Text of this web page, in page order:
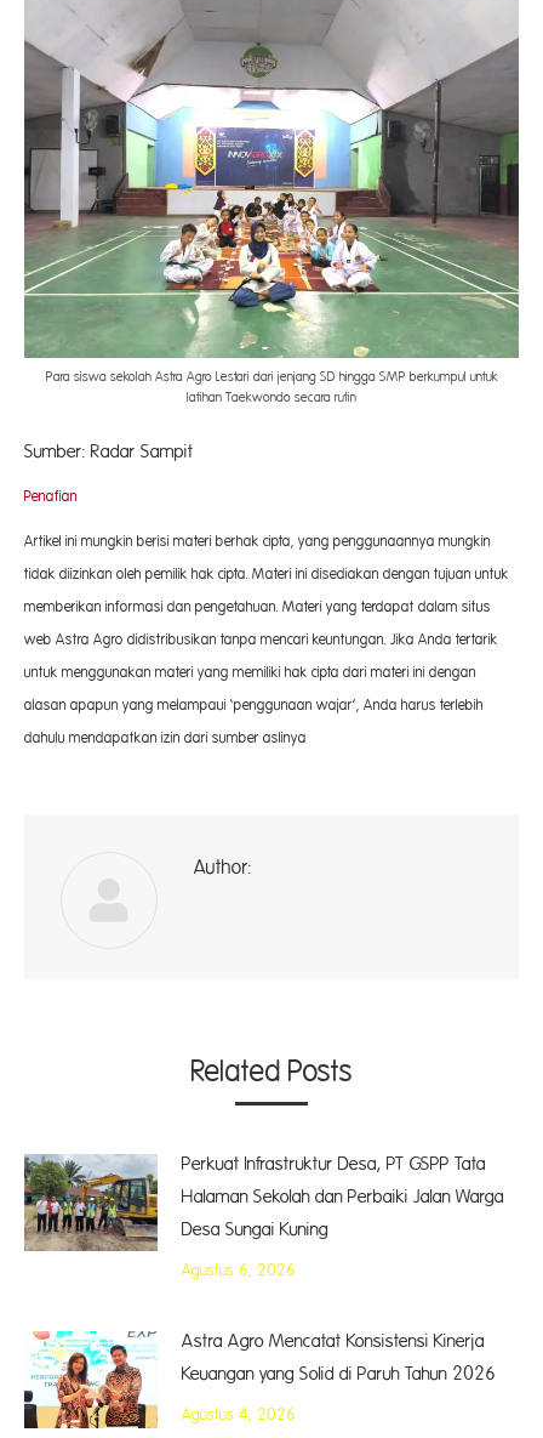
Para siswa sekolah Astra Agro Lestari dari jenjang SD hingga SMP berkumpul untuk
latihan Taekwondo secara rutin
Sumber: Radar Sampit
Penafian
Artikel ini mungkin berisi materi berhak cipta, yang penggunaannya mungkin
tidak diizinkan oleh pemilik hak cipta. Materi ini disediakan dengan tujuan untuk
memberikan informasi dan pengetahuan. Materi yang terdapat dalam situs
web Astra Agro didistribusikan tanpa mencari keuntungan. Jika Anda tertarik
untuk menggunakan materi yang memiliki hak cipta dari materi ini dengan
alasan apapun yang melampaui ‘penggunaan wajar’, Anda harus terlebih
dahulu mendapatkan izin dari sumber aslinya
Author:
Related Posts
Perkuat Infrastruktur Desa, PT GSPP Tata
Halaman Sekolah dan Perbaiki Jalan Warga
Desa Sungai Kuning
Agustus 6, 2026
Astra Agro Mencatat Konsistensi Kinerja
Keuangan yang Solid di Paruh Tahun 2026
Agustus 4, 2026